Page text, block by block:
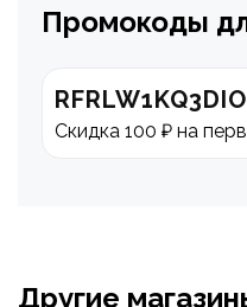
Промокоды
Скидка 100 ₽ на
Другие